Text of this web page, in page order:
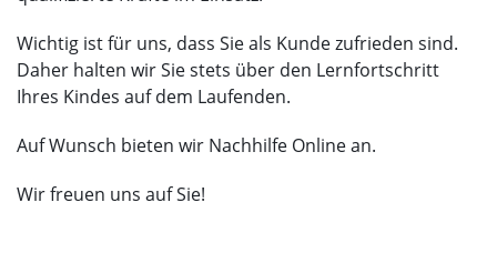
Wichtig ist für uns, dass Sie als Kunde zufrieden sind.
Daher halten wir Sie stets über den Lernfortschritt
Ihres Kindes auf dem Laufenden.
Auf Wunsch bieten wir Nachhilfe Online an.
Wir freuen uns auf Sie!